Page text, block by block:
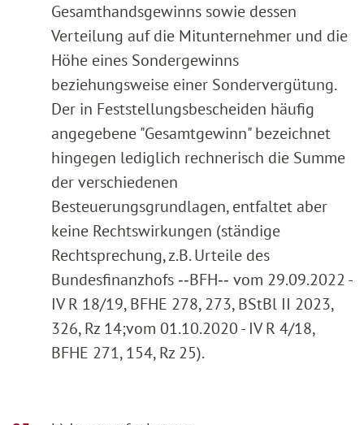
Gesamthandsgewinns sowie dessen
Verteilung auf die Mitunternehmer und die
Höhe eines Sondergewinns
beziehungsweise einer Sondervergütung.
Der in Feststellungsbescheiden häufig
angegebene "Gesamtgewinn" bezeichnet
hingegen lediglich rechnerisch die Summe
der verschiedenen
Besteuerungsgrundlagen, entfaltet aber
keine Rechtswirkungen (ständige
Rechtsprechung, z.B. Urteile des
Bundesfinanzhofs ‑‑BFH‑‑ vom 29.09.2022 -
IV R 18/19, BFHE 278, 273, BStBl II 2023,
326, Rz 14;vom 01.10.2020 - IV R 4/18,
BFHE 271, 154, Rz 25).